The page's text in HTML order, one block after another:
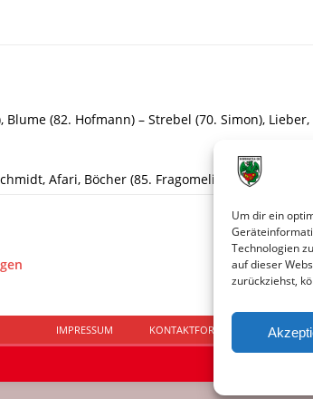
Um dir ein
Technologien
auf dieser
zurückziehst,
Blume (82. Hofmann) – Strebel (70. Simon),
Afari, Böcher (85. Fragomeli), Bach (76.
IMPRESSUM KONTAKTFORMULAR